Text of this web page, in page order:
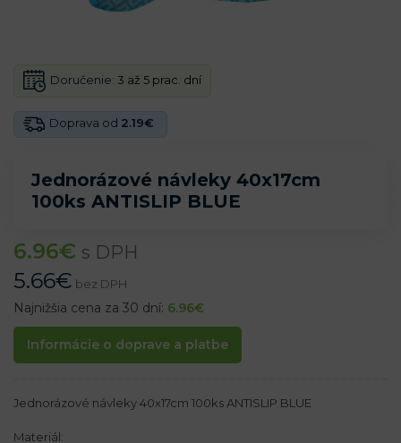
Jednorázové návleky 40x17cm
100ks ANTISLIP BLUE
Doprava od 2.19€
Doručenie: 3 až 5 prac. dní
6.96€ s DPH
5.66€ bez DPH
Najnižšia cena za 30 dní: 6.96€
Informácie o doprave a platbe
Jednorázové návleky 40x17cm 100ks ANTISLIP BLUE
Materiál: